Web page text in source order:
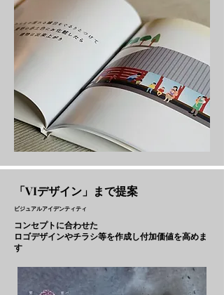
「VIデザイン」まで提案
ビジュアルアイデンティティ
コンセプトに合わせた
ロゴデザインやチラシ等を作成し付加価値を高めま
す